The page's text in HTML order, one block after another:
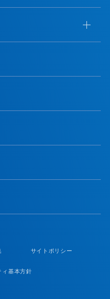
サイトポリシー
ィ基本方針